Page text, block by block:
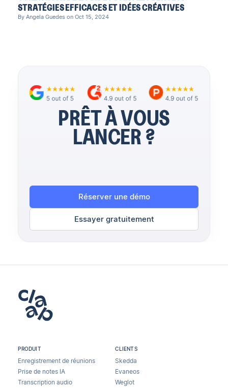
STRATÉGIES EFFICACES ET IDÉES CRÉATIVES
By Angela Guedes on Oct 15, 2024
PRÊT À VOUS
LANCER ?
Réserver une démo
Essayer gratuitement
PRODUIT
Enregistrement de réunions
Prise de notes IA
Transcription audio
CLIENTS
Skedda
Evaneos
Weglot